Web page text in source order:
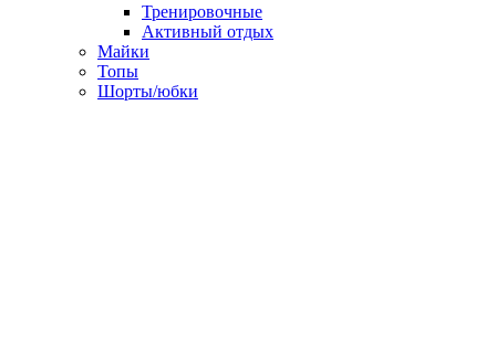
Тренировочные
Активный отдых
Майки
Топы
Шорты/юбки